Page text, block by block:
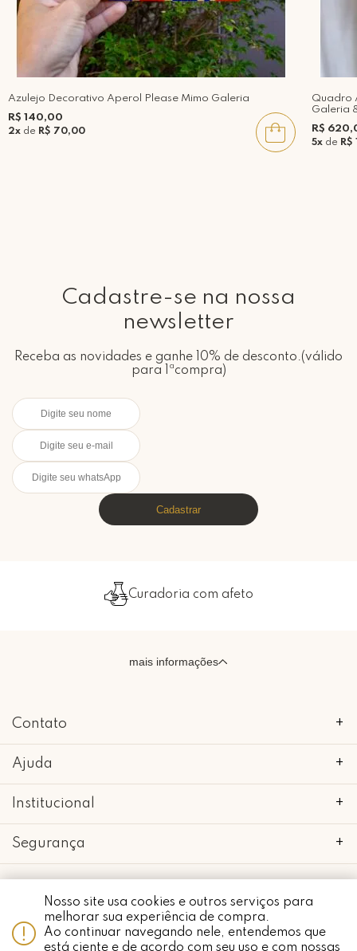
Nosso site usa cookies e outros serviços para
melhorar sua experiência de compra.
Ao continuar navegando nele, entendemos que
está ciente e de acordo com seu uso e com nossas
Azulejo Decorativo Aperol Please Mimo Galeria
R$ 140,00
2x de R$ 70,00
Quadro
Galeria
R$
5xde R$
Cadastre-se na nossa
newsletter
Receba as novidades e ganhe 10% de desconto.(válido
para 1ªcompra)
Cadastrar
Curadoria com afeto
Whatsapp
mais informações
Contato +
Ajuda +
Institucional +
Segurança +
copyright 2018 - 2022 • mimo galeria • 52.898.662/0001-24 • todos os
direitos reservados.